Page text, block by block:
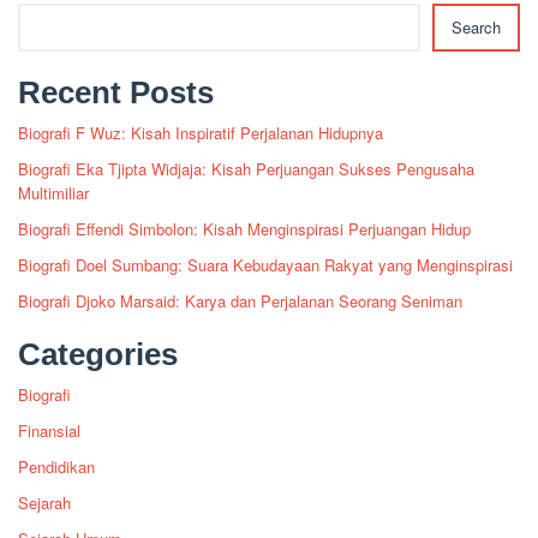
Search
Recent Posts
Biografi F Wuz: Kisah Inspiratif Perjalanan Hidupnya
Biografi Eka Tjipta Widjaja: Kisah Perjuangan Sukses Pengusaha
Multimiliar
Biografi Effendi Simbolon: Kisah Menginspirasi Perjuangan Hidup
Biografi Doel Sumbang: Suara Kebudayaan Rakyat yang Menginspirasi
Biografi Djoko Marsaid: Karya dan Perjalanan Seorang Seniman
Categories
Biografi
Finansial
Pendidikan
Sejarah